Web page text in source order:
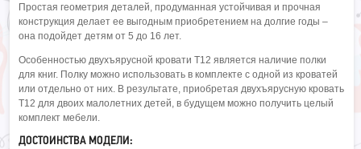
Простая геометрия деталей, продуманная устойчивая и прочная
конструкция делает ее выгодным приобретением на долгие годы –
она подойдет детям от 5 до 16 лет.
Особенностью двухъярусной кровати Т12 является наличие полки
для книг. Полку можно использовать в комплекте с одной из кроватей
или отдельно от них. В результате, приобретая двухъярусную кровать
Т12 для двоих малолетних детей, в будущем можно получить целый
комплект мебели.
ДОСТОИНСТВА МОДЕЛИ: